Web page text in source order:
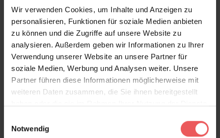
Wir verwenden Cookies, um Inhalte und Anzeigen zu
personalisieren, Funktionen für soziale Medien anbieten
zu können und die Zugriffe auf unsere Website zu
analysieren. Außerdem geben wir Informationen zu Ihrer
Verwendung unserer Website an unsere Partner für
soziale Medien, Werbung und Analysen weiter. Unsere
Partner führen diese Informationen möglicherweise mit
weiteren Daten zusammen, die Sie ihnen bereitgestellt
Notwendig
102,00 €